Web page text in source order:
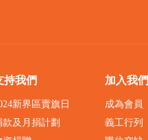
持我們
新界區賣旗日
款及月捐計劃
加入我們
成為會員
義工行列